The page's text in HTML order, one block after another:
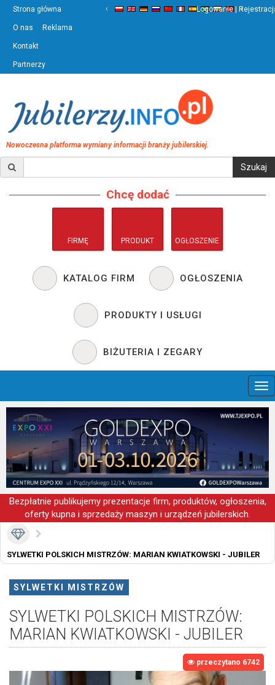
Strona główna
O nas Reklama
Kontakt
Partnerzy
‹ ›
Logowanie |
Nowoczesna platforma wymiany informacji branży jubilerskiej.
Chcę dodać
FIRMĘ PRODUKT OGŁOSZENIE
KATALOG FIRM OGŁOSZENIA
PRODUKTY I USŁUGI
BIŻUTERIA I ZEGARY
Bezpłatnie publikujemy prezentacje firm, produktów, ogłoszenia,
oferty kupna i sprzedaży maszyn i urządzeń jubilerskich.
SYLWETKI POLSKICH MISTRZÓW: MARIAN KWIATKOWSKI - JUBILER
SYLWETKI MISTRZÓW
SYLWETKI POLSKICH MISTRZÓW:
MARIAN KWIATKOWSKI - JUBILER
przeczytano 6742